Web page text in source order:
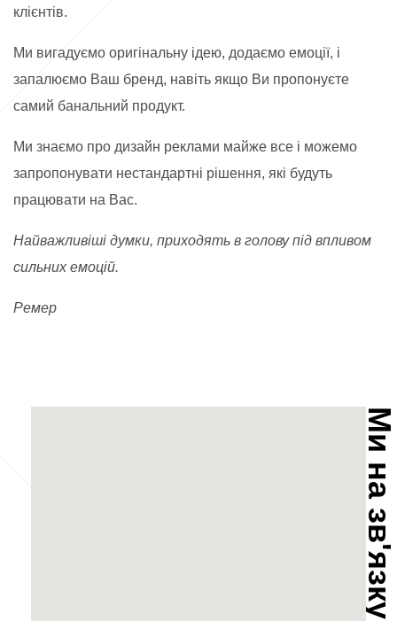
клієнтів.
Ми вигадуємо оригінальну ідею, додаємо емоції, і
запалюємо Ваш бренд, навіть якщо Ви пропонуєте
самий банальний продукт.
Ми знаємо про дизайн реклами майже все і можемо
запропонувати нестандартні рішення, які будуть
працювати на Вас.
Найважливіші думки, приходять в голову під впливом
сильних емоцій.
Ремер
Ми на зв'язку